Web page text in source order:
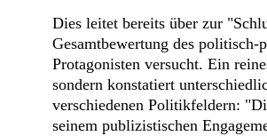
Dies leitet bereits über zur
Gesamtbewertung des politisch-
Protagonisten versucht. Ein
sondern konstatiert
verschiedenen Politikfeldern:
seinem publizistischen